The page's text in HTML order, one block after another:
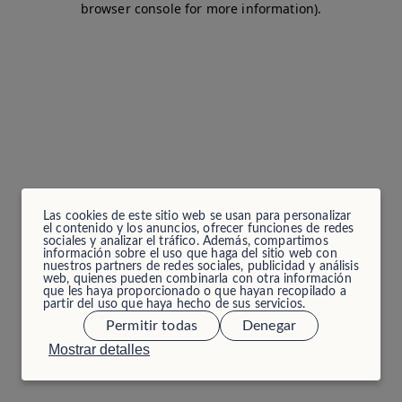
Las cookies de este sitio web se usan para personalizar
el contenido y los anuncios, ofrecer funciones de redes
sociales y analizar el tráfico. Además, compartimos
información sobre el uso que haga del sitio web con
nuestros partners de redes sociales, publicidad y análisis
web, quienes pueden combinarla con otra información
que les haya proporcionado o que hayan recopilado a
partir del uso que haya hecho de sus servicios.
Mostrar detalles
Permitir todas Denegar
browser console for more information).